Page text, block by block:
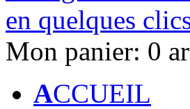
Mon panier: 0
ACCUEIL